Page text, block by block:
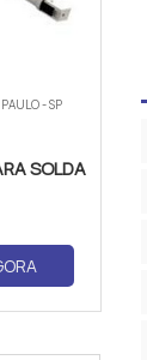
- SP
SOLDA